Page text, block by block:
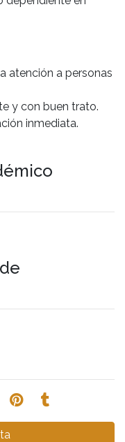
atención a personas
y con buen trato.
inmediata.